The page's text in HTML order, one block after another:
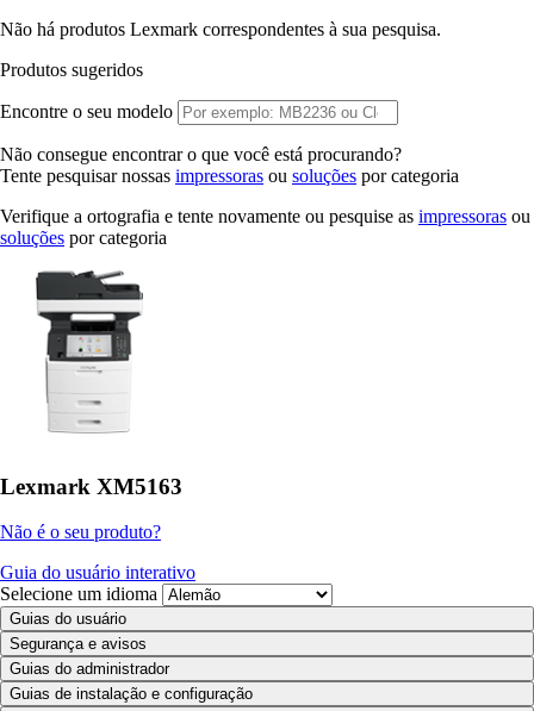
Não há produtos Lexmark correspondentes à sua pesquisa.
Produtos sugeridos
Encontre o seu modelo
Não consegue encontrar o que você está procurando?
Tente pesquisar nossas impressoras ou soluções por categoria
Verifique a ortografia e tente novamente ou pesquise as impressoras ou
soluções por categoria
Lexmark XM5163
Não é o seu produto?
Guia do usuário interativo
Selecione um idioma
Guias do usuário
Segurança e avisos
Guias do administrador
Guias de instalação e configuração